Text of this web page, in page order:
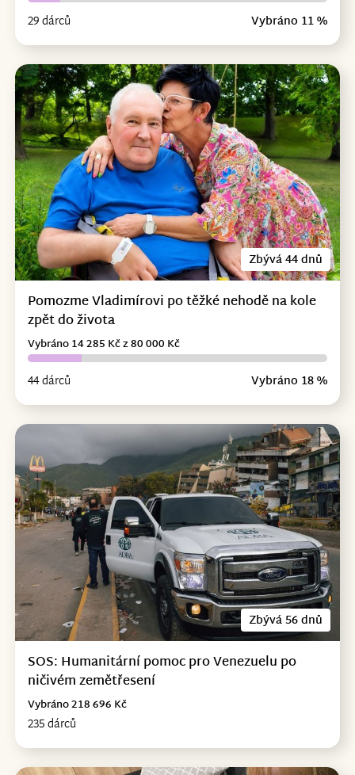
29 dárců Vybráno 11 %
Zbývá 44 dnů
Pomozme Vladimírovi po těžké nehodě na kole
zpět do života
44 dárců Vybráno 18 %
Vybráno 14 285 Kč z 80 000 Kč
Zbývá 56 dnů
SOS: Humanitární pomoc pro Venezuelu po
ničivém zemětřesení
235 dárců
Vybráno 218 696 Kč